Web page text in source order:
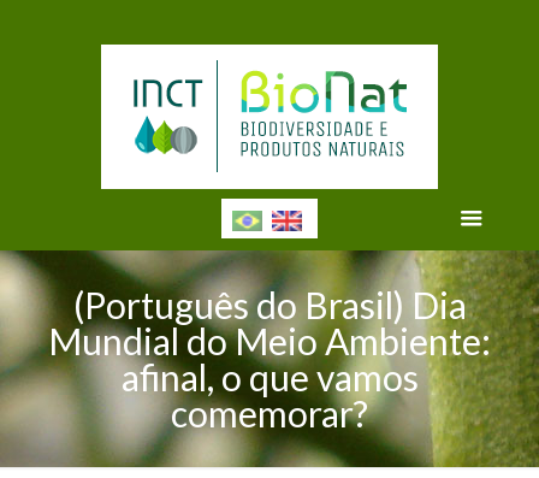
(Português do Brasil) Dia
Mundial do Meio Ambiente:
afinal, o que vamos
comemorar?